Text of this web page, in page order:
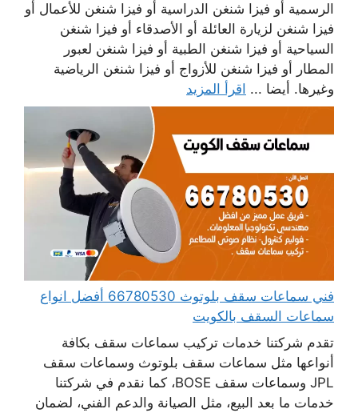
الرسمية أو فيزا شنغن الدراسية أو فيزا شنغن للأعمال أو
فيزا شنغن لزيارة العائلة أو الأصدقاء أو فيزا شنغن
السياحية أو فيزا شنغن الطبية أو فيزا شنغن لعبور
المطار أو فيزا شنغن للأزواج أو فيزا شنغن الرياضية
وغيرها. أيضا ... اقرأ المزيد
فني سماعات سقف بلوتوث 66780530 أفضل انواع
سماعات السقف بالكويت
تقدم شركتنا خدمات تركيب سماعات سقف بكافة
أنواعها مثل سماعات سقف بلوتوث وسماعات سقف
JPL وسماعات سقف BOSE، كما نقدم في شركتنا
خدمات ما بعد البيع، مثل الصيانة والدعم الفني، لضمان